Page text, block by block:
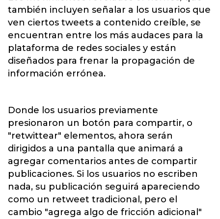
también incluyen señalar a los usuarios que
ven ciertos tweets a contenido creíble, se
encuentran entre los más audaces para la
plataforma de redes sociales y están
diseñados para frenar la propagación de
información errónea.
Donde los usuarios previamente
presionaron un botón para compartir, o
"retwittear" elementos, ahora serán
dirigidos a una pantalla que animará a
agregar comentarios antes de compartir
publicaciones. Si los usuarios no escriben
nada, su publicación seguirá apareciendo
como un retweet tradicional, pero el
cambio "agrega algo de fricción adicional"